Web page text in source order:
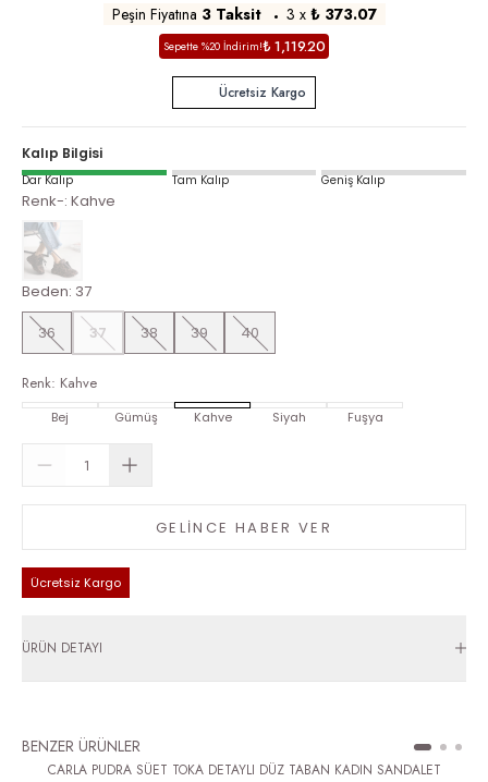
Peşin Fiyatına 3 Taksit 3 x ₺ 373.07
Sepette %20 İndirim!₺ 1,119.20
Ücretsiz Kargo
Kalıp Bilgisi
Dar Kalıp Tam Kalıp Geniş Kalıp
Renk-: Kahve
Beden: 37
36
37 38 39 40
Renk: Kahve
Bej Gümüş Kahve Siyah Fuşya
GELİNCE HABER VER
Ücretsiz Kargo
ÜRÜN DETAYI
BENZER ÜRÜNLER
CARLA PUDRA SÜET TOKA DETAYLI DÜZ TABAN KADIN SANDALET